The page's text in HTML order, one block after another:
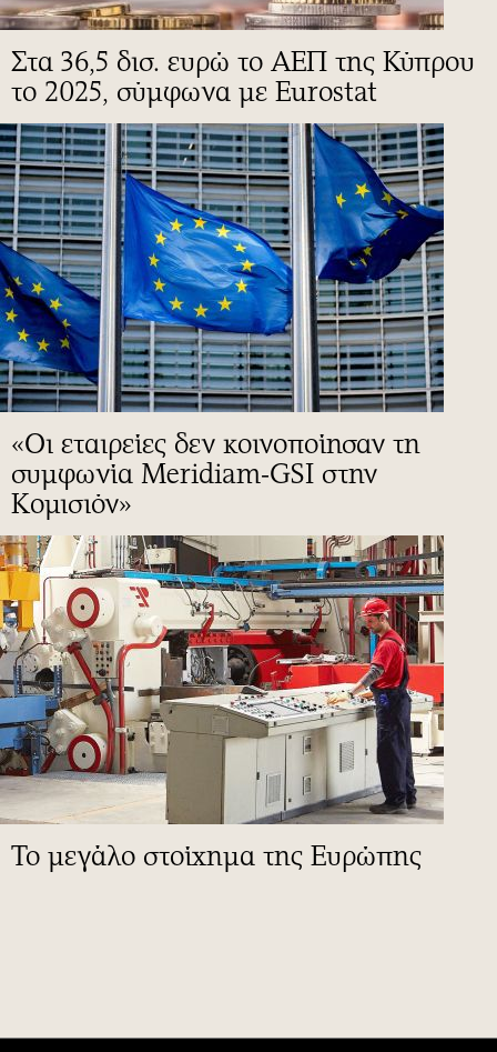
Στα 36,5 δισ. ευρώ το ΑΕΠ της Κύπρου
το 2025, σύμφωνα με Eurostat
«Οι εταιρείες δεν κοινοποίησαν τη
συμφωνία Meridiam-GSI στην
Κομισιόν»
To μεγάλο στοίχημα της Ευρώπης